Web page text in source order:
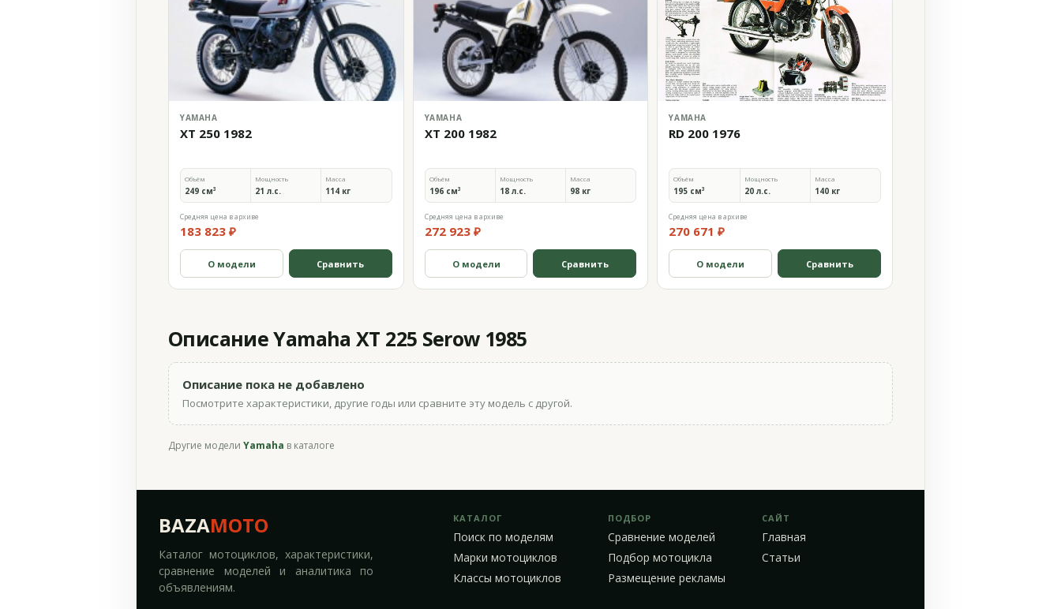
YAMAHA
XT 250 1982
Объём
249 см³
Мощность
21 л.с.
Масса
114 кг
Средняя цена в архиве
183 823 ₽
О модели Сравнить
YAMAHA
XT 200 1982
Объём
196 см³
Мощность
18 л.с.
Масса
98 кг
Средняя цена в архиве
272 923 ₽
О модели Сравнить
YAMAHA
RD 200 1976
Объём
195 см³
Мощность
20 л.с.
Масса
140 кг
Средняя цена в архиве
270 671 ₽
О модели Сравнить
Описание Yamaha XT 225 Serow 1985
Описание пока не добавлено
Посмотрите характеристики, другие годы или сравните эту модель с другой.
Другие модели Yamaha в каталоге
BAZAMOTO
Каталог мотоциклов, характеристики,
сравнение моделей и аналитика по
объявлениям.
КАТАЛОГ
Поиск по моделям
Марки мотоциклов
Классы мотоциклов
ПОДБОР
Сравнение моделей
Подбор мотоцикла
Размещение рекламы
САЙТ
Главная
Статьи